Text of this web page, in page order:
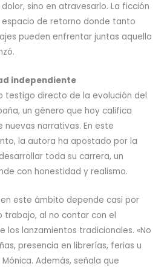
sino en atravesarlo. La ficción
de retorno donde tanto
pueden enfrentar juntas aquello
independiente
testigo directo de la evolución del
un género que hoy califica
nuevas narrativas. En este
la autora ha apostado por la
toda su carrera, un
con honestidad y realismo.
este ámbito depende casi por
trabajo, al no contar con el
los lanzamientos tradicionales. «No
presencia en librerías, ferias u
Además, señala que